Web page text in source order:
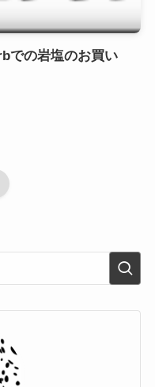
での岩塩のお買い